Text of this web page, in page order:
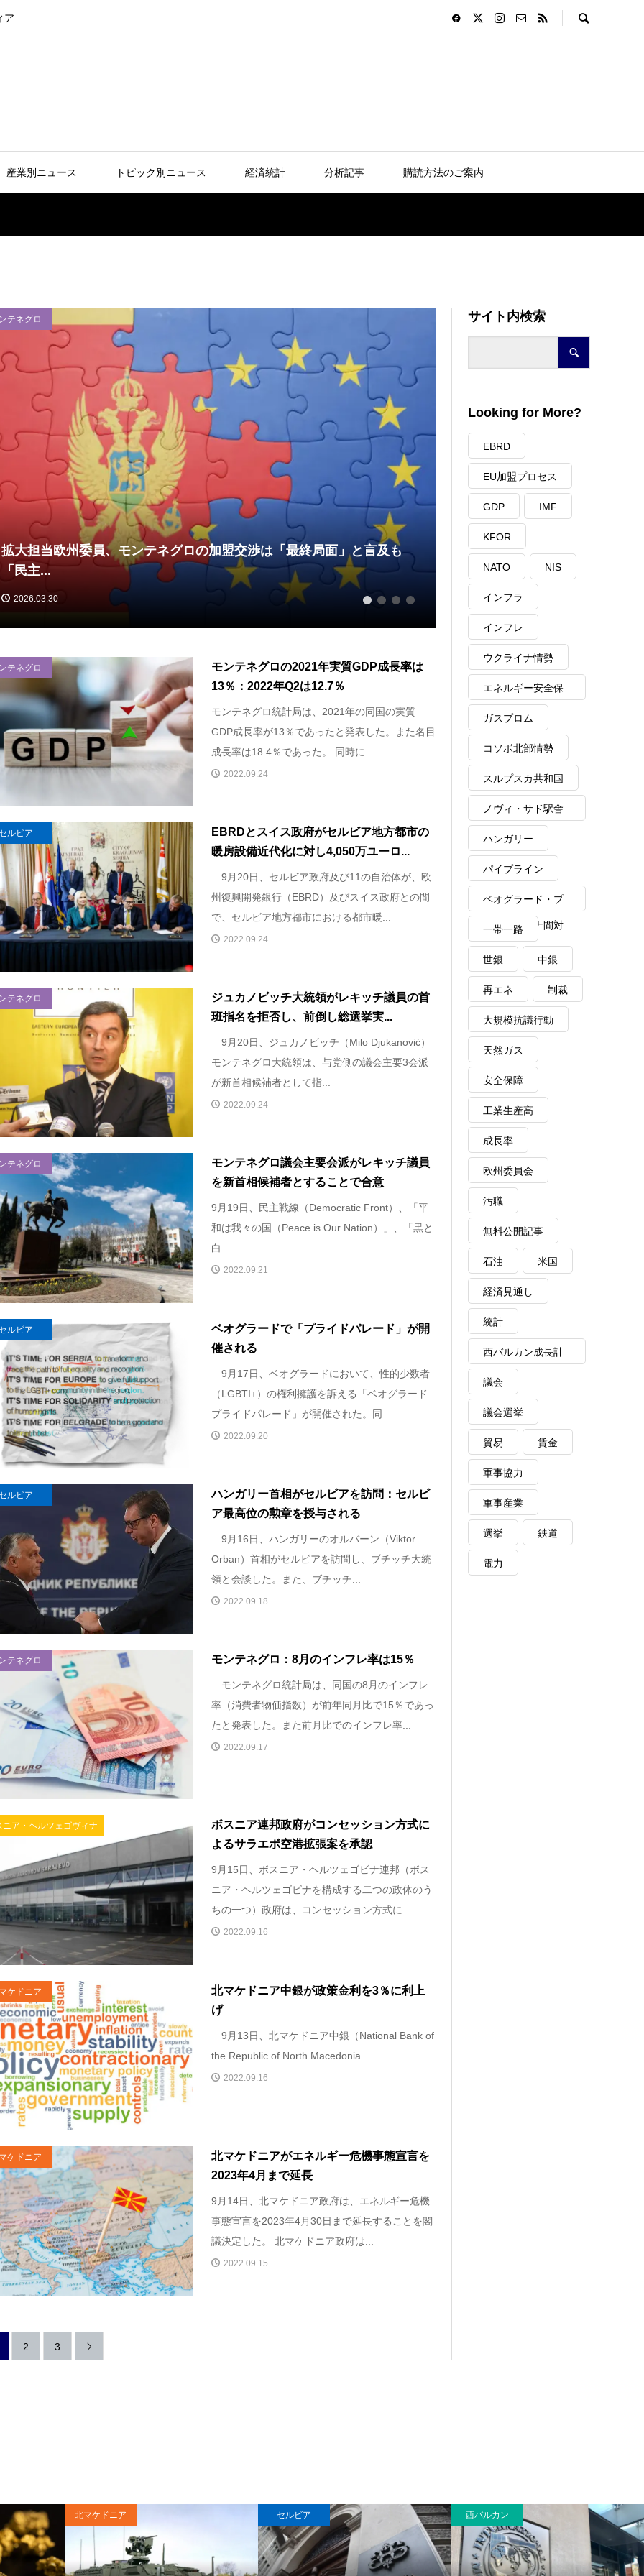
ア
産業別ニュース トピック別ニュース 経済統計 分析記事 購読方法のご案内
テネグロ
拡大担当欧州委員、モンテネグロの加盟交渉は「最終局面」と言及も
「民主...
2026.03.30
コソヴォ
コソヴォが大企業の電力市場
2026.03.27
1 2 3 4
テネグロ
モンテネグロの2021年実質GDP成長率は
13％：2022年Q2は12.7％
モンテネグロ統計局は、2021年の同国の実質
GDP成長率が13％であったと発表した。また名目
成長率は18.4％であった。 同時に...
2022.09.24
ルビア
EBRDとスイス政府がセルビア地方都市の
暖房設備近代化に対し4,050万ユーロ...
9月20日、セルビア政府及び11の自治体が、欧
州復興開発銀行（EBRD）及びスイス政府との間
で、セルビア地方都市における都市暖...
2022.09.24
テネグロ
ジュカノビッチ大統領がレキッチ議員の首
班指名を拒否し、前倒し総選挙実...
9月20日、ジュカノビッチ（Milo Djukanović）
モンテネグロ大統領は、与党側の議会主要3会派
が新首相候補者として指...
2022.09.24
テネグロ
モンテネグロ議会主要会派がレキッチ議員
を新首相候補者とすることで合意
9月19日、民主戦線（Democratic Front）、「平
和は我々の国（Peace is Our Nation）」、「黒と
白...
2022.09.21
ルビア
ベオグラードで「プライドパレード」が開
催される
9月17日、ベオグラードにおいて、性的少数者
（LGBTI+）の権利擁護を訴える「ベオグラード
プライドパレード」が開催された。同...
2022.09.20
ルビア
ハンガリー首相がセルビアを訪問：セルビ
ア最高位の勲章を授与される
9月16日、ハンガリーのオルバーン（Viktor
Orban）首相がセルビアを訪問し、ブチッチ大統
領と会談した。また、ブチッチ...
2022.09.18
テネグロ モンテネグロ：8月のインフレ率は15％
モンテネグロ統計局は、同国の8月のインフレ
率（消費者物価指数）が前年同月比で15％であっ
たと発表した。また前月比でのインフレ率...
2022.09.17
ニア・ヘルツェゴヴィナ
ボスニア連邦政府がコンセッション方式に
よるサラエボ空港拡張案を承認
9月15日、ボスニア・ヘルツェゴビナ連邦（ボス
ニア・ヘルツェゴビナを構成する二つの政体のう
ちの一つ）政府は、コンセッション方式に...
2022.09.16
ケドニア
北マケドニア中銀が政策金利を3％に利上
げ
9月13日、北マケドニア中銀（National Bank of
the Republic of North Macedonia...
2022.09.16
ケドニア
北マケドニアがエネルギー危機事態宣言を
2023年4月まで延長
9月14日、北マケドニア政府は、エネルギー危機
事態宣言を2023年4月30日まで延長することを閣
議決定した。 北マケドニア政府は...
2022.09.15
2 3 
サイト内検索
Looking for More?
EBRD
EU加盟プロセス
GDP IMF
KFOR
NATO NIS
インフラ
インフレ
ウクライナ情勢
エネルギー安全保
障
ガスプロム
コソボ北部情勢
スルプスカ共和国
ノヴィ・サド駅舎
崩落事故
ハンガリー
パイプライン
ベオグラード・プ
リシュティナ間対
話
一帯一路
世銀 中銀
再エネ 制裁
大規模抗議行動
天然ガス
安全保障
工業生産高
成長率
欧州委員会
汚職
無料公開記事
石油 米国
経済見通し
統計
西バルカン成長計
画
議会
議会選挙
貿易 賃金
軍事協力
軍事産業
選挙 鉄道
電力
北マケドニア セルビア 西バルカン